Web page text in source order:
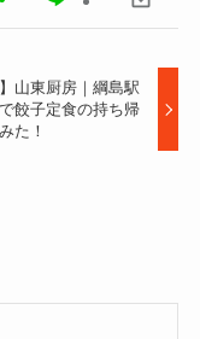
】山東厨房｜綱島駅
餃子定食の持ち帰
た！